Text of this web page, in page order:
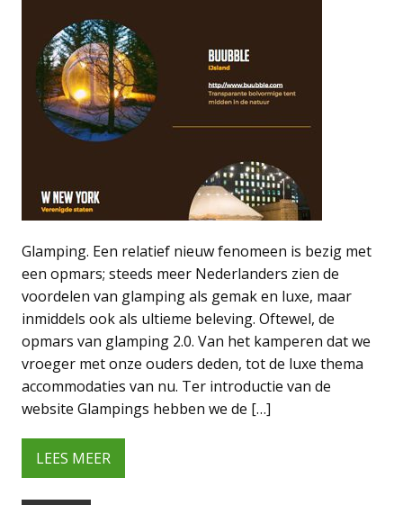
Glamping. Een relatief nieuw fenomeen is bezig met
een opmars; steeds meer Nederlanders zien de
voordelen van glamping als gemak en luxe, maar
inmiddels ook als ultieme beleving. Oftewel, de
opmars van glamping 2.0. Van het kamperen dat we
vroeger met onze ouders deden, tot de luxe thema
accommodaties van nu. Ter introductie van de
website Glampings hebben we de […]
LEES MEER